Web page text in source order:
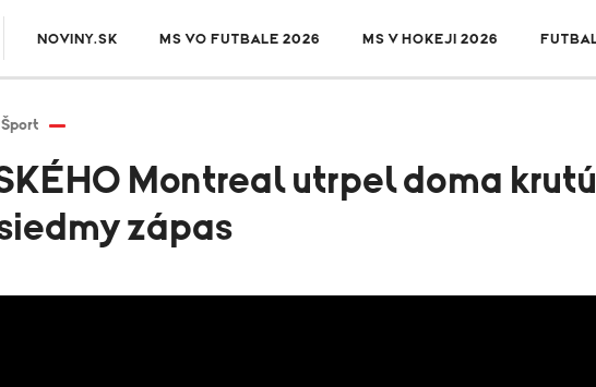
NOVINY.SK MS VO FUTBALE 2026 MS V HOKEJI 2026
Šport
Montreal utrpel doma
zápas